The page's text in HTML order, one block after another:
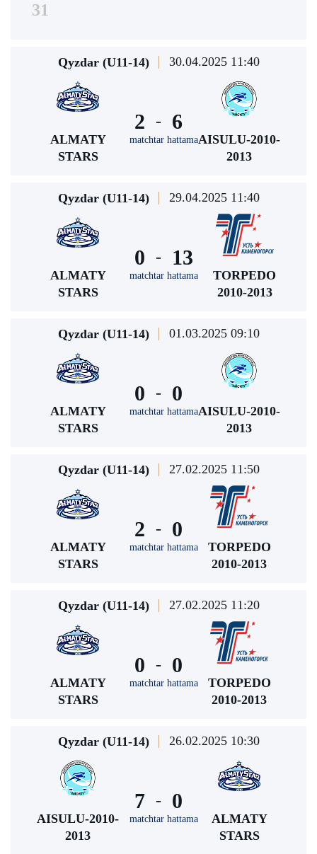
31
Qyzdar (U11-14) 30.04.2025 11:40
ALMATY
STARS
2 -
matchtar hattama
6
AISULU-2010-
2013
Qyzdar (U11-14) 29.04.2025 11:40
ALMATY
STARS
0 -
matchtar hattama
13
TORPEDO
2010-2013
Qyzdar (U11-14) 01.03.2025 09:10
ALMATY
STARS
0 -
matchtar hattama
0
AISULU-2010-
2013
Qyzdar (U11-14) 27.02.2025 11:50
ALMATY
STARS
2 -
matchtar hattama
0
TORPEDO
2010-2013
Qyzdar (U11-14) 27.02.2025 11:20
ALMATY
STARS
0 -
matchtar hattama
0
TORPEDO
2010-2013
Qyzdar (U11-14) 26.02.2025 10:30
AISULU-2010-
2013
7 -
matchtar hattama
0
ALMATY
STARS